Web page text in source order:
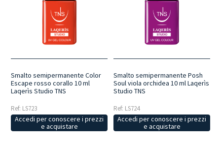
Smalto semipermanente Color
Escape rosso corallo 10 ml
Laqerìs Studio TNS
Ref: LS723
Accedi per conoscere i prezzi
e acquistare
Smalto semipermanente Posh
Soul viola orchidea 10 ml Laqerìs
Studio TNS
Ref: LS724
Accedi per conoscere i prezzi
e acquistare